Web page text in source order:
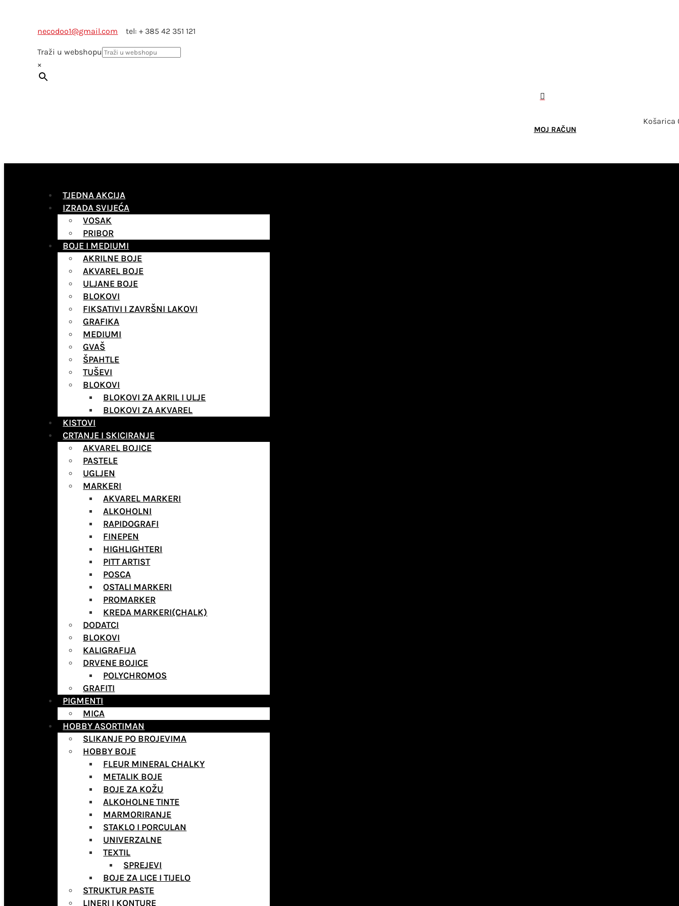
necodoo1@gmail.com tel: + 385 42 351 121
Traži u webshopu
×

MOJ RAČUN
Košarica
TJEDNA AKCIJA
IZRADA SVIJEĆA
VOSAK
PRIBOR
BOJE I MEDIUMI
AKRILNE BOJE
AKVAREL BOJE
ULJANE BOJE
BLOKOVI
FIKSATIVI I ZAVRŠNI LAKOVI
GRAFIKA
MEDIUMI
GVAŠ
ŠPAHTLE
TUŠEVI
BLOKOVI
BLOKOVI ZA AKRIL I ULJE
BLOKOVI ZA AKVAREL
KISTOVI
CRTANJE I SKICIRANJE
AKVAREL BOJICE
PASTELE
UGLJEN
MARKERI
AKVAREL MARKERI
ALKOHOLNI
RAPIDOGRAFI
FINEPEN
HIGHLIGHTERI
PITT ARTIST
POSCA
OSTALI MARKERI
PROMARKER
KREDA MARKERI(CHALK)
DODATCI
BLOKOVI
KALIGRAFIJA
DRVENE BOJICE
POLYCHROMOS
GRAFITI
PIGMENTI
MICA
HOBBY ASORTIMAN
SLIKANJE PO BROJEVIMA
HOBBY BOJE
FLEUR MINERAL CHALKY
METALIK BOJE
BOJE ZA KOŽU
ALKOHOLNE TINTE
MARMORIRANJE
STAKLO I PORCULAN
UNIVERZALNE
TEXTIL
SPREJEVI
BOJE ZA LICE I TIJELO
STRUKTUR PASTE
LINERI I KONTURE